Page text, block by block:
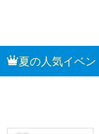
夏の人気イベン